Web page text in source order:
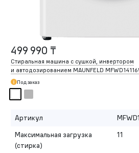
499 990 ₸
Стиральная машина c сушкой, инвертором
и автодозированием MAUNFELD
Под заказ
Артикул
Максимальная загрузка
(стирка)
11